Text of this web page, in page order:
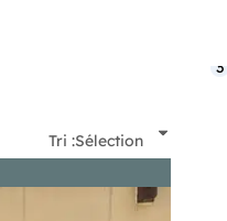
3
Tri :Sélection